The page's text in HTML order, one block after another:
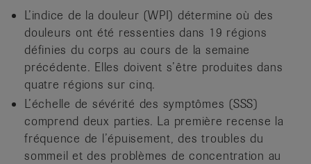
L’indice de la douleur (WPI) détermine où des
douleurs ont été ressenties dans 19 régions
définies du corps au cours de la semaine
précédente. Elles doivent s’être produites dans
quatre régions sur cinq.
L’échelle de sévérité des symptômes (SSS)
comprend deux parties. La première recense la
fréquence de l’épuisement, des troubles du
sommeil et des problèmes de concentration au